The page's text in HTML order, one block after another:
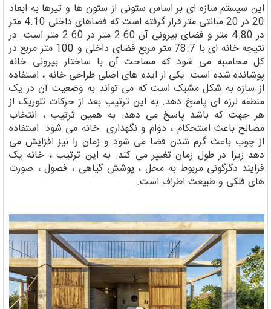
این سیستم سازه ای بر اساس ستونی از ستون ها و تیرها به ابعاد
20 در 20 سانتی متر قرار گرفته است که فضاهای داخلی 4.10 متر
در 4.80 متر و فضای بیرونی آن 2.60 متر در 2.60 متر است. در
نتیجه خانه ای با 78.7 متر مربع فضای داخلی و 100 متر مربع در
کل محاسبه می شود که مساحت آن با ساختار بیرونی خانه
پوشانده شده است. یکی از ایده های اصلی طراحی خانه ، استفاده
از سازه به شکل مشبک است که می تواند به وضعیت آن در یک
منطقه لرزه ای پاسخ دهد. به این ترتیب بعد از حرکات تلوریک از
هر جهت که باشد پاسخ می دهد. به همین ترتیب ، انتخاب
مصالح باعث استحکام ، دوام و نگهداری خانه می شود. استفاده
از چوب باعث گرم شدن فضا می شود و زمان را نیز افزایش می
دهد زیرا در طول زمان تغییر می کند. به این ترتیب ، خانه یک
فرایند دگرگونی مربوط به محل ، پوشش گیاهی ، فصول ، صورت
های فلکی و طبیعت اطراف است.